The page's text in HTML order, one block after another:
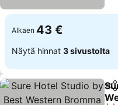
Alkaen 43 €
Näytä hinnat 3 sivustolta
Jaa